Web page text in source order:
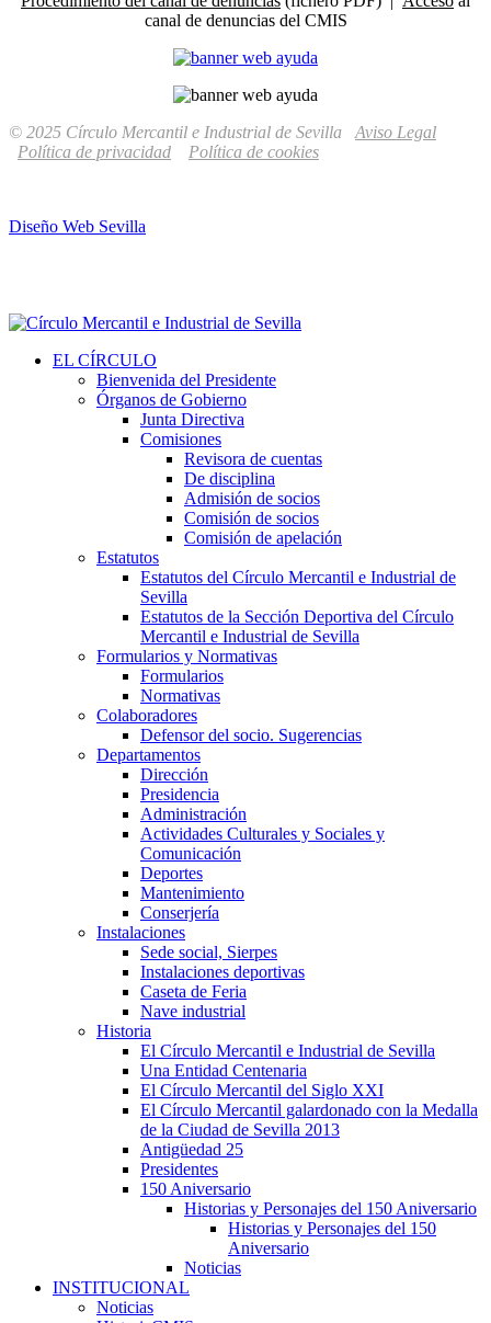
canal de denuncias del CMIS
© 2025 Círculo Mercantil e Industrial de Sevilla Aviso Legal
Política de privacidad
Política de cookies
Diseño Web Sevilla
EL CÍRCULO
Bienvenida del Presidente
Órganos de Gobierno
Junta Directiva
Comisiones
Revisora de cuentas
De disciplina
Admisión de socios
Comisión de socios
Comisión de apelación
Estatutos
Estatutos del Círculo Mercantil e Industrial de
Sevilla
Estatutos de la Sección Deportiva del Círculo
Mercantil e Industrial de Sevilla
Formularios y Normativas
Formularios
Normativas
Colaboradores
Defensor del socio. Sugerencias
Departamentos
Dirección
Presidencia
Administración
Actividades Culturales y Sociales y
Comunicación
Deportes
Mantenimiento
Conserjería
Instalaciones
Sede social, Sierpes
Instalaciones deportivas
Caseta de Feria
Nave industrial
Historia
El Círculo Mercantil e Industrial de Sevilla
Una Entidad Centenaria
El Círculo Mercantil del Siglo XXI
El Círculo Mercantil galardonado con la Medalla
de la Ciudad de Sevilla 2013
Antigüedad 25
Presidentes
150 Aniversario
Historias y Personajes del 150 Aniversario
Historias y Personajes del 150
Aniversario
Noticias
INSTITUCIONAL
Noticias